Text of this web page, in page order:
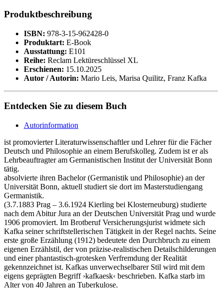
Produktbeschreibung
ISBN: 978-3-15-962428-0
Produktart: E-Book
Ausstattung: E101
Reihe: Reclam Lektüreschlüssel XL
Erschienen: 15.10.2025
Autor / Autorin: Mario Leis, Marisa Quilitz, Franz Kafka
Entdecken Sie zu diesem Buch
Autorinformation
ist promovierter Literaturwissenschaftler und Lehrer für die Fächer
Deutsch und Philosophie an einem Berufskolleg. Zudem ist er als
Lehrbeauftragter am Germanistischen Institut der Universität Bonn
tätig.
absolvierte ihren Bachelor (Germanistik und Philosophie) an der
Universität Bonn, aktuell studiert sie dort im Masterstudiengang
Germanistik.
(3.7.1883 Prag – 3.6.1924 Kierling bei Klosterneuburg) studierte
nach dem Abitur Jura an der Deutschen Universität Prag und wurde
1906 promoviert. Im Brotberuf Versicherungsjurist widmete sich
Kafka seiner schriftstellerischen Tätigkeit in der Regel nachts. Seine
erste große Erzählung (1912) bedeutete den Durchbruch zu einem
eigenen Erzählstil, der von präzise-realistischen Detailschilderungen
und einer phantastisch-grotesken Verfremdung der Realität
gekennzeichnet ist. Kafkas unverwechselbarer Stil wird mit dem
eigens geprägten Begriff ›kafkaesk‹ beschrieben. Kafka starb im
Alter von 40 Jahren an Tuberkulose.